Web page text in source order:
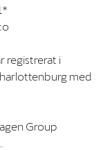
registrerat i
med
Group